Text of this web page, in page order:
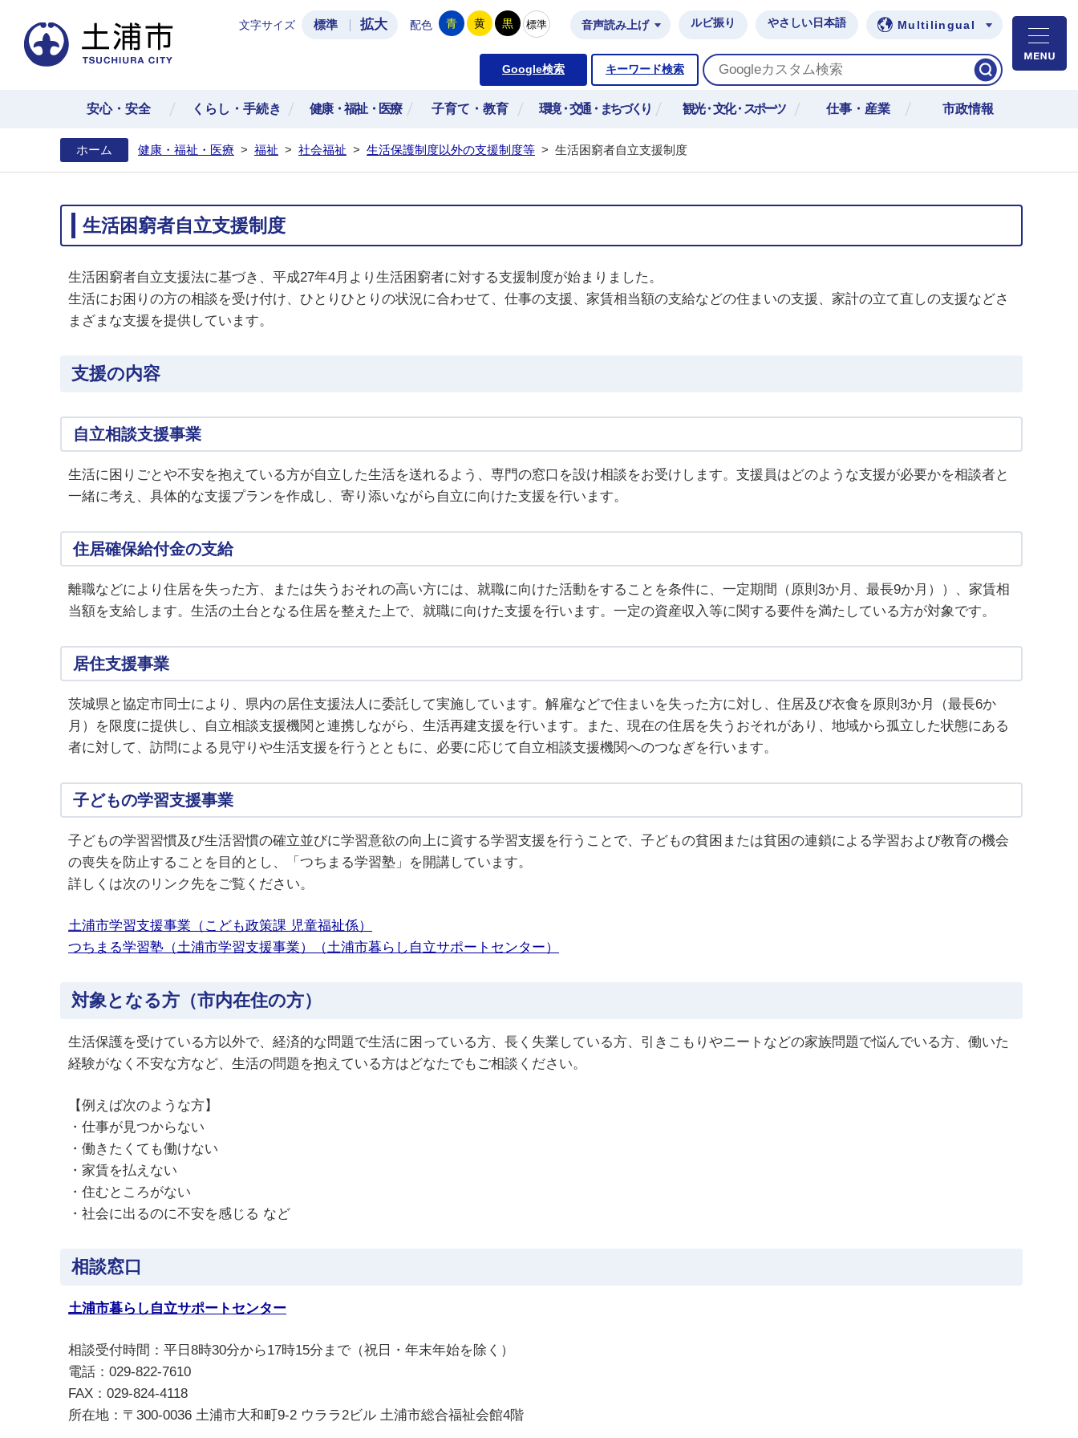
土浦市公式ホームページ
文字サイズ 標準 拡大 配色 青 黄 黒 標準 音声読み上げ ルビ振り やさしい日本語 Multilingual
Google検索 キーワード検索
安心・安全 くらし・手続き 健康・福祉・医療 子育て・教育 環境・交通・まちづくり 観光・文化・スポーツ 仕事・産業 市政情報
ホーム 健康・福祉・医療 > 福祉 > 社会福祉 > 生活保護制度以外の支援制度等 > 生活困窮者自立支援制度
生活困窮者自立支援制度
生活困窮者自立支援法に基づき、平成27年4月より生活困窮者に対する支援制度が始まりました。
生活にお困りの方の相談を受け付け、ひとりひとりの状況に合わせて、仕事の支援、家賃相当額の支給などの住まいの支援、家計の立て直しの支援などさ
まざまな支援を提供しています。
支援の内容
自立相談支援事業
生活に困りごとや不安を抱えている方が自立した生活を送れるよう、専門の窓口を設け相談をお受けします。支援員はどのような支援が必要かを相談者と
一緒に考え、具体的な支援プランを作成し、寄り添いながら自立に向けた支援を行います。
住居確保給付金の支給
離職などにより住居を失った方、または失うおそれの高い方には、就職に向けた活動をすることを条件に、一定期間（原則3か月、最長9か月））、家賃相
当額を支給します。生活の土台となる住居を整えた上で、就職に向けた支援を行います。一定の資産収入等に関する要件を満たしている方が対象です。
居住支援事業
茨城県と協定市同士により、県内の居住支援法人に委託して実施しています。解雇などで住まいを失った方に対し、住居及び衣食を原則3か月（最長6か
月）を限度に提供し、自立相談支援機関と連携しながら、生活再建支援を行います。また、現在の住居を失うおそれがあり、地域から孤立した状態にある
者に対して、訪問による見守りや生活支援を行うとともに、必要に応じて自立相談支援機関へのつなぎを行います。
子どもの学習支援事業
子どもの学習習慣及び生活習慣の確立並びに学習意欲の向上に資する学習支援を行うことで、子どもの貧困または貧困の連鎖による学習および教育の機会
の喪失を防止することを目的とし、「つちまる学習塾」を開講しています。
詳しくは次のリンク先をご覧ください。
土浦市学習支援事業（こども政策課 児童福祉係）
つちまる学習塾（土浦市学習支援事業）（土浦市暮らし自立サポートセンター）
対象となる方（市内在住の方）
生活保護を受けている方以外で、経済的な問題で生活に困っている方、長く失業している方、引きこもりやニートなどの家族問題で悩んでいる方、働いた
経験がなく不安な方など、生活の問題を抱えている方はどなたでもご相談ください。
【例えば次のような方】
・仕事が見つからない
・働きたくても働けない
・家賃を払えない
・住むところがない
・社会に出るのに不安を感じる など
相談窓口
土浦市暮らし自立サポートセンター
相談受付時間：平日8時30分から17時15分まで（祝日・年末年始を除く）
電話：029-822-7610
FAX：029-824-4118
所在地：〒300-0036 土浦市大和町9-2 ウララ2ビル 土浦市総合福祉会館4階